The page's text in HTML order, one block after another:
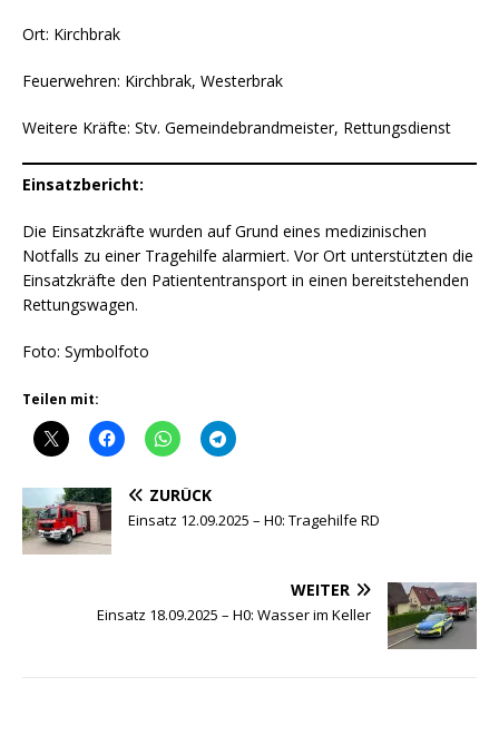
Ort: Kirchbrak
Feuerwehren: Kirchbrak, Westerbrak
Weitere Kräfte: Stv. Gemeindebrandmeister, Rettungsdienst
Einsatzbericht:
Die Einsatzkräfte wurden auf Grund eines medizinischen
Notfalls zu einer Tragehilfe alarmiert. Vor Ort unterstützten die
Einsatzkräfte den Patiententransport in einen bereitstehenden
Rettungswagen.
Foto: Symbolfoto
Teilen mit:
ZURÜCK
Einsatz 12.09.2025 – H0: Tragehilfe RD
WEITER
Einsatz 18.09.2025 – H0: Wasser im Keller